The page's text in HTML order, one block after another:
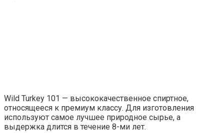
Wild Turkey 101 — высококачественное спиртное,
относящееся к премиум классу. Для изготовления
используют самое лучшее природное сырье, а
выдержка длится в течение 8-ми лет.